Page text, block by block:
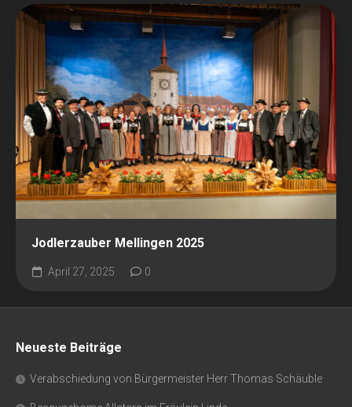
Jodlerzauber Mellingen 2025
April 27, 2025 0
Neueste Beiträge
Verabschiedung von Bürgermeister Herr Thomas Schäuble